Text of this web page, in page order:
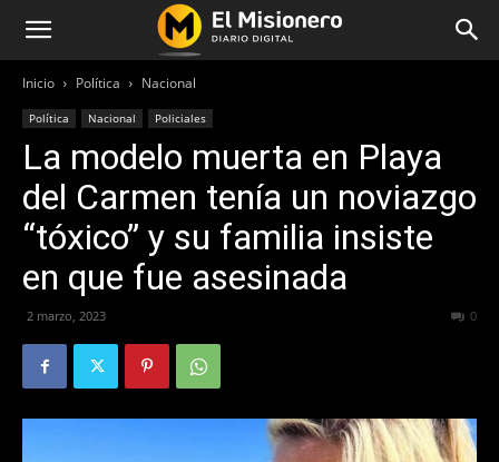
Inicio Política Nacional
Política Nacional Policiales
La modelo muerta en Playa
del Carmen tenía un noviazgo
“tóxico” y su familia insiste
en que fue asesinada
2 marzo, 2023 0